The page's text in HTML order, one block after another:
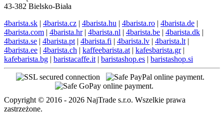
43-382 Bielsko-Biała
4barista.sk | 4barista.cz | 4barista.hu | 4barista.ro | 4barista.de |
4barista.com | 4barista.hr| 4barista.nl | 4barista.be | 4barista.dk |
4barista.se | 4barista.pt | 4barista.fi | 4barista.lv | 4barista.lt |
4barista.ee | 4barista.ch | kaffeebarista.at | kafesbarista.gr|
kafebarista.bg | baristacaffe.it | baristashop.es | baristashop.si
Copyright © 2016 - 2026 NajTrade s.r.o. Wszelkie prawa
zastrzeżone.